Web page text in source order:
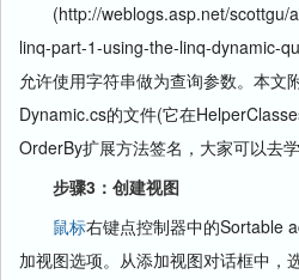
(http://weblogs.asp.net/scottgu/
linq-part-1-using-the-linq-dynamic-
允许使用字符串做为查询参数。本文
Dynamic.cs的文件(它在
OrderBy扩展方法签名，大家可以去学
步骤3：创建视图
鼠标右键点控制器中的Sortable
加视图选项。从添加视图对话框中，